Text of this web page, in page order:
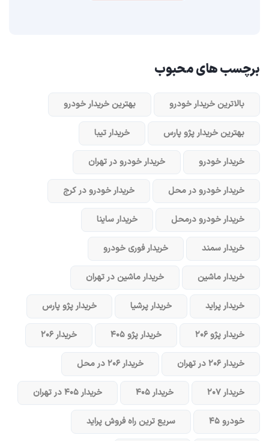
برچسب های محبوب
بالاترین خریدار خودرو بهترین خریدار خودرو
بهترین خریدار پژو پارس خریدار تیبا
خریدار خودرو خریدار خودرو در تهران
خریدار خودرو در محل خریدار خودرو در کرج
خریدار خودرو در‌محل خریدار ساینا
خریدار سمند خریدار فوری خودرو
خریدار ماشین خریدار ماشین در تهران
خریدار پراید خریدار پرشیا خریدار پژو پارس
خریدار پژو ۲۰۶ خریدار پژو ۴۰۵ خریدار ۲۰۶
خریدار ۲۰۶ در تهران خریدار ۲۰۶ در محل
خریدار ۲۰۷ خریدار ۴۰۵ خریدار ۴۰۵ در تهران
خودرو ۴۵ سریع ترین راه فروش پراید